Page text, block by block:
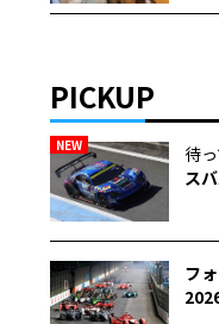
PICKUP
NEW
待
ス
フ